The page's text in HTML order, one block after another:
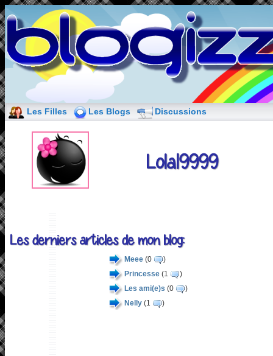
Les Filles Les Blogs Discussions
Lola19999
Les derniers articles de mon blog:
Meee (0
)
Princesse (1
)
Les ami(e)s (0
)
Nelly (1 )